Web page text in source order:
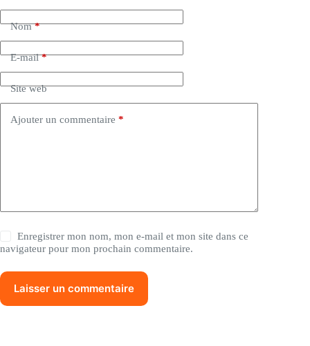
Nom*
E-mail*
Site web
Ajouter un commentaire *
Enregistrer mon nom, mon e-mail et mon site dans ce
navigateur pour mon prochain commentaire.
Laisser un commentaire
r
n
v
e